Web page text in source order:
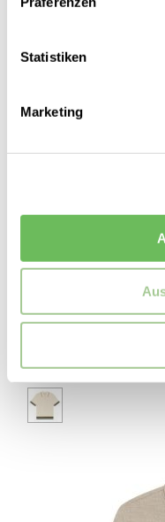
Statistiken
Marketing
Herren Poloshirt LACE